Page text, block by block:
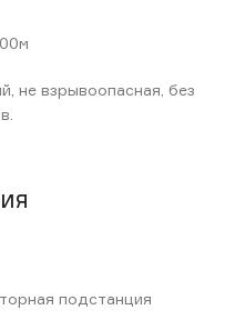
не взрывоопасная, без
подстанция